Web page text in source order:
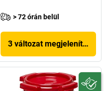
> 72 órán belül
3 változat megjelenítése